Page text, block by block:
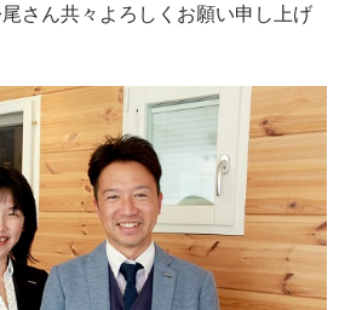
さん共々よろしくお願い申し上げ